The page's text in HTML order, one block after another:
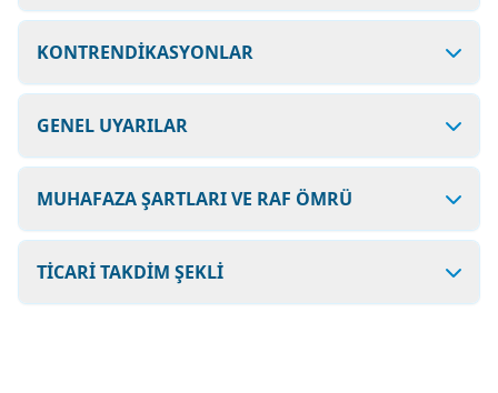
KONTRENDİKASYONLAR
GENEL UYARILAR
MUHAFAZA ŞARTLARI VE RAF ÖMRÜ
TİCARİ TAKDİM ŞEKLİ